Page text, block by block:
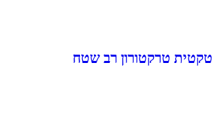
טקטית טרקטורון רב שטח